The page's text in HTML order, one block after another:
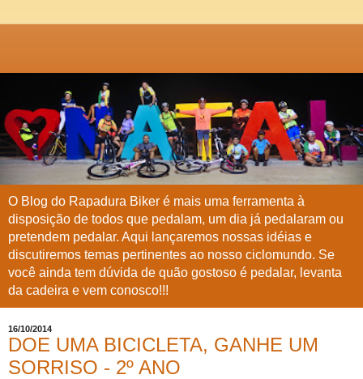
O Blog do Rapadura Biker é mais uma ferramenta à
disposição de todos que pedalam, um dia já pedalaram ou
pretendem pedalar. Aqui lançaremos nossas idéias e
discutiremos temas pertinentes ao nosso ciclomundo. Se
você ainda tem dúvida de quão gostoso é pedalar, levanta
da cadeira e vem conosco!!!
16/10/2014
DOE UMA BICICLETA, GANHE UM
SORRISO - 2º ANO